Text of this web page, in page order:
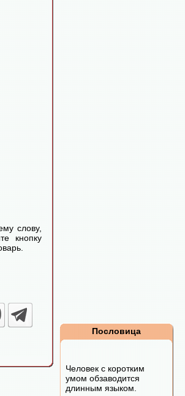
слову,
кнопку
Пословица
Человек с коротким
умом обзаводится
длинным языком.